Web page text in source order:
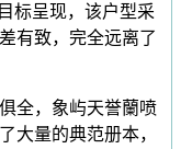
标呈现，该户型采
有致，完全远离了
全，象屿天誉蘭喷
大量的典范册本，